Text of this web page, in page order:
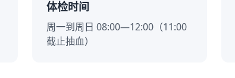
体检时间
周一到周日 08:00—12:00（11:00
截止抽血）